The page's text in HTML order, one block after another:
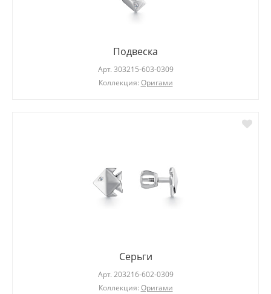
Подвеска
Арт. 303215-603-0309
Коллекция: Оригами
Серьги
Арт. 203216-602-0309
Коллекция: Оригами